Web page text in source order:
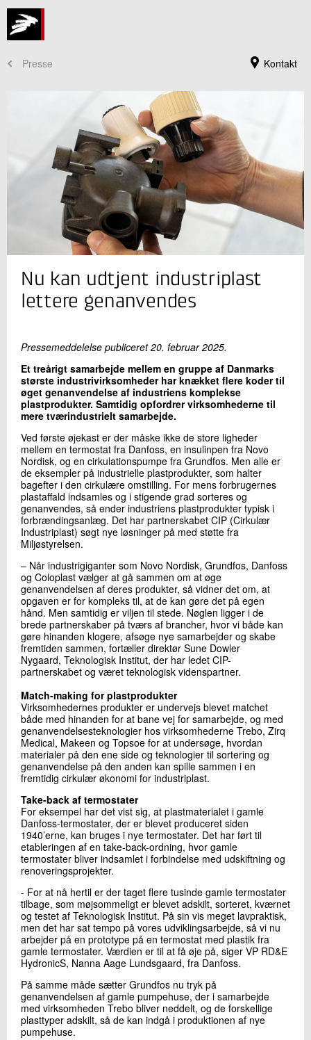
Kontakt
Presse
Jeg er din kontaktperson
Sune Dowler Nygaard
Direktør
Forsvar og Beredskab Ledelse
Skriv til mig
Send
Nu kan udtjent industriplast
lettere genanvendes
Pressemeddelelse publiceret 20. februar 2025.
Et treårigt samarbejde mellem en gruppe af Danmarks
største industrivirksomheder har knækket flere koder til
øget genanvendelse af industriens komplekse
plastprodukter. Samtidig opfordrer virksomhederne til
mere tværindustrielt samarbejde.
Ved første øjekast er der måske ikke de store ligheder
mellem en termostat fra Danfoss, en insulinpen fra Novo
Nordisk, og en cirkulationspumpe fra Grundfos. Men alle er
de eksempler på industrielle plastprodukter, som halter
bagefter i den cirkulære omstilling. For mens forbrugernes
plastaffald indsamles og i stigende grad sorteres og
genanvendes, så ender industriens plastprodukter typisk i
forbrændingsanlæg. Det har partnerskabet CIP (Cirkulær
Industriplast) søgt nye løsninger på med støtte fra
Miljøstyrelsen.
– Når industrigiganter som Novo Nordisk, Grundfos, Danfoss
og Coloplast vælger at gå sammen om at øge
genanvendelsen af deres produkter, så vidner det om, at
opgaven er for kompleks til, at de kan gøre det på egen
hånd. Men samtidig er viljen til stede. Nøglen ligger i de
brede partnerskaber på tværs af brancher, hvor vi både kan
gøre hinanden klogere, afsøge nye samarbejder og skabe
fremtiden sammen, fortæller direktør Sune Dowler
Nygaard, Teknologisk Institut, der har ledet CIP-
partnerskabet og været teknologisk videnspartner.
Match-making for plastprodukter
Virksomhedernes produkter er undervejs blevet matchet
både med hinanden for at bane vej for samarbejde, og med
genanvendelsesteknologier hos virksomhederne Trebo, Zirq
Medical, Makeen og Topsoe for at undersøge, hvordan
materialer på den ene side og teknologier til sortering og
genanvendelse på den anden kan spille sammen i en
fremtidig cirkulær økonomi for industriplast.
Take-back af termostater
For eksempel har det vist sig, at plastmaterialet i gamle
Danfoss-termostater, der er blevet produceret siden
1940’erne, kan bruges i nye termostater. Det har ført til
etableringen af en take-back-ordning, hvor gamle
termostater bliver indsamlet i forbindelse med udskiftning og
renoveringsprojekter.
- For at nå hertil er der taget flere tusinde gamle termostater
tilbage, som møjsommeligt er blevet adskilt, sorteret, kværnet
og testet af Teknologisk Institut. På sin vis meget lavpraktisk,
men det har sat tempo på vores udviklingsarbejde, så vi nu
arbejder på en prototype på en termostat med plastik fra
gamle termostater. Værdien er til at få øje på, siger VP RD&E
HydronicS, Nanna Aage Lundsgaard, fra Danfoss.
På samme måde sætter Grundfos nu tryk på
genanvendelsen af gamle pumpehuse, der i samarbejde
med virksomheden Trebo bliver neddelt, og de forskellige
plasttyper adskilt, så de kan indgå i produktionen af nye
pumpehuse.